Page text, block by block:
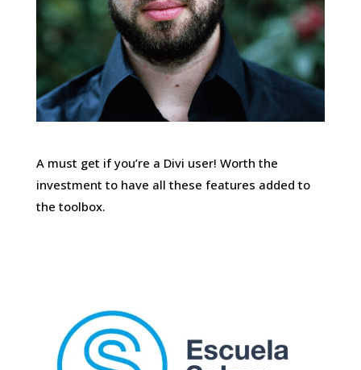
A must get if you’re a Divi user! Worth the
investment to have all these features added to
the toolbox.